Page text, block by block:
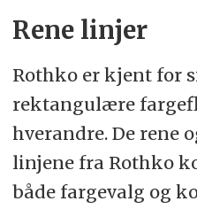
Rene linjer
Rothko er kjent for
rektangulære
hverandre. De rene
linjene fra Rothko
både fargevalg og